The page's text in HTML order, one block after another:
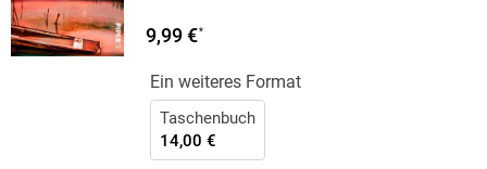
9,99 €*
Ein weiteres Format
Taschenbuch
14,00 €